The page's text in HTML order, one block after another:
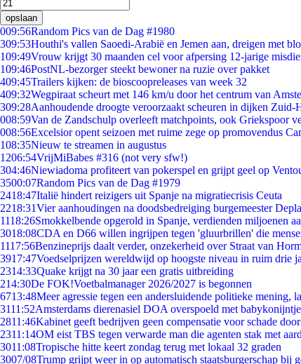
opslaan
009:56Random Pics van de Dag #1980
309:53Houthi's vallen Saoedi-Arabië en Jemen aan, dreigen met
109:49Vrouw krijgt 30 maanden cel voor afpersing 12-jarige
109:46PostNL-bezorger steekt bewoner na ruzie over pakket
409:45Trailers kijken: de bioscoopreleases van week 32
409:32Wegpiraat scheurt met 146 km/u door het centrum van
309:28Aanhoudende droogte veroorzaakt scheuren in dijken Zuid-
008:59Van de Zandschulp overleeft matchpoints, ook Griekspoor
008:56Excelsior opent seizoen met ruime zege op promovendus
108:35Nieuw te streamen in augustus
1206:54VrijMiBabes #316 (not very sfw!)
304:46Niewiadoma profiteert van pokerspel en grijpt geel op
3500:07Random Pics van de Dag #1979
2418:47Italië hindert reizigers uit Spanje na migratiecrisis Ceuta
2218:31Vier aanhoudingen na doodsbedreiging burgemeester
1118:26Smokkelbende opgerold in Spanje, verdienden miljoenen
3018:08CDA en D66 willen ingrijpen tegen 'gluurbrillen' die
1117:56Benzineprijs daalt verder, onzekerheid over Straat van
3917:47Voedselprijzen wereldwijd op hoogste niveau in ruim drie
2314:33Quake krijgt na 30 jaar een gratis uitbreiding
214:30De FOK!Voetbalmanager 2026/2027 is begonnen
6713:48Meer agressie tegen een andersluidende politieke mening,
3111:52Amsterdams dierenasiel DOA overspoeld met
2811:46Kabinet geeft bedrijven geen compensatie voor schade
2311:14OM eist TBS tegen verwarde man die agenten stak met
3011:08Tropische hitte keert zondag terug met lokaal 32 graden
3007/08Trump grijpt weer in op automatisch staatsburgerschap bij